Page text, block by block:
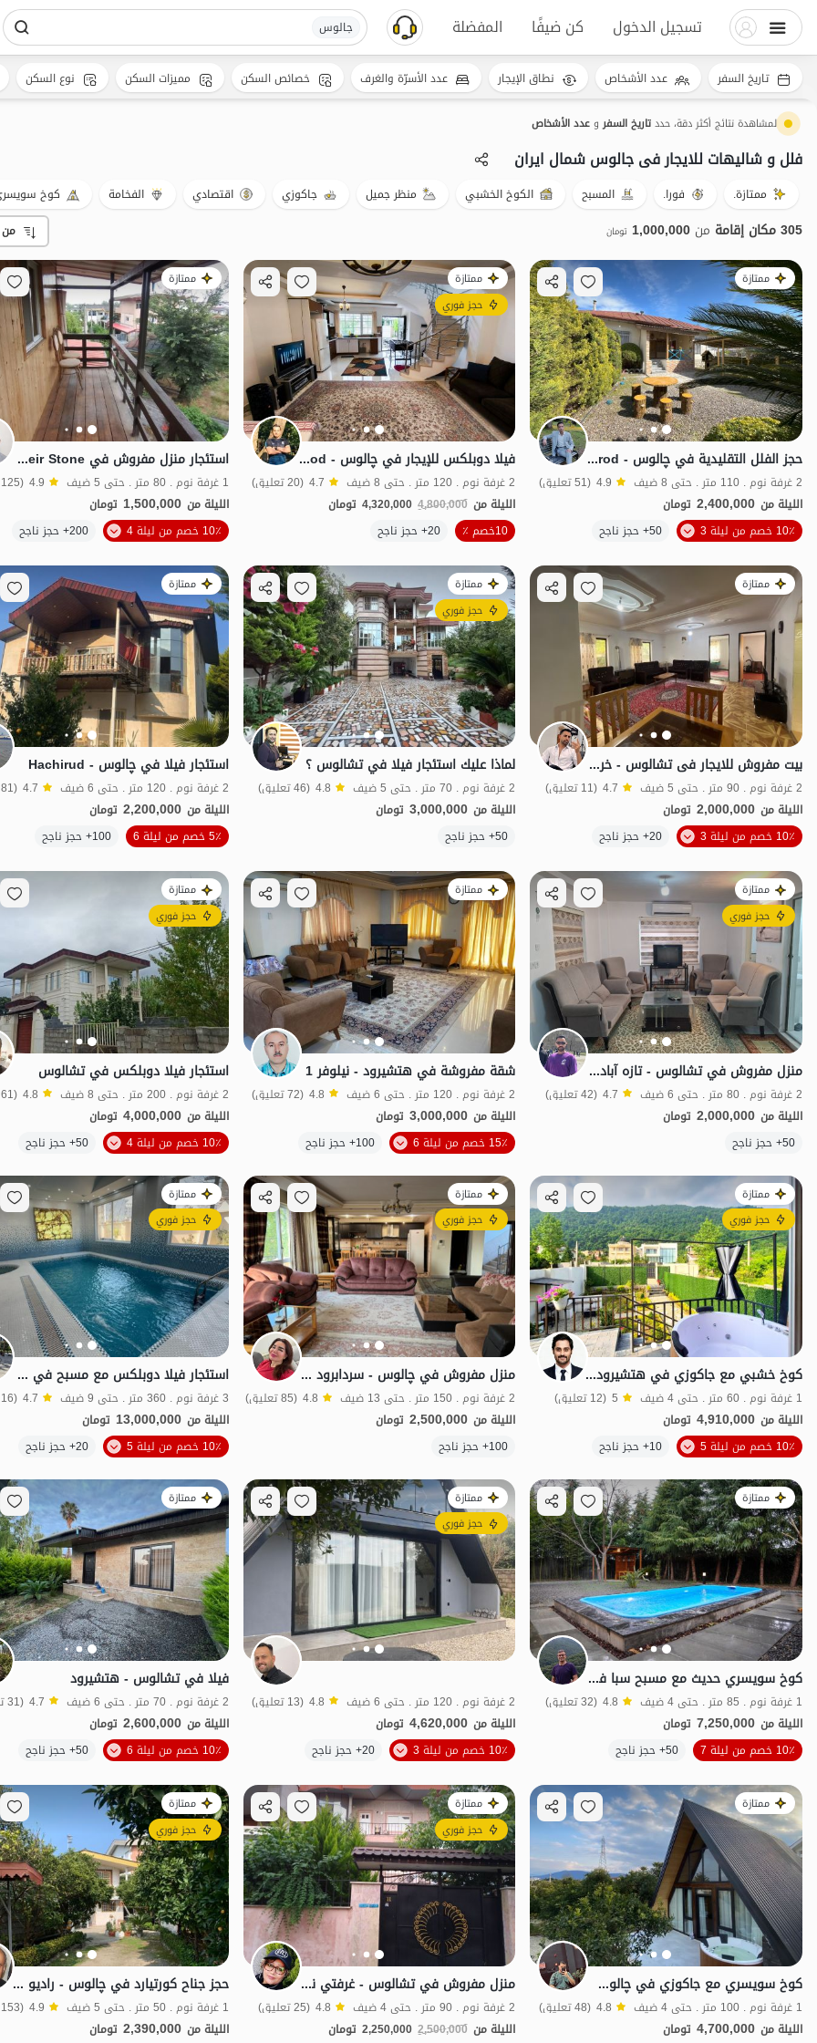
تسجيل الدخول كن ضيفًا المفضلة جالوس
لمشاهدة نتائج أكثر دقة، حددتاريخ السفروعدد الأشخاص
فلل و شالیهات للایجار فی جالوس شمال ایران
ممتازة. فورا. المسبح الكوخ الخشبي منظر جميل جاكوزي اقتصادي الفخامة كوخ
305 مكان إقامة من 1,000,000 تومان
ممتازة
حجز الفلل التقليدية في چالوس - Hachirod
2 غرفة نوم . 110 متر . حتى 8 ضيف 4.9 (51 تعليق)
الليلة من 2,400,000 تومان
10٪ خصم من ليلة 3
50+ حجز ناجح الموقع على الخريطة
ممتازة
حجز فوري
فيلا دوبلكس للإيجار في چالوس - Hachirod
2 غرفة نوم . 120 متر . حتى 8 ضيف 4.7 (20 تعليق)
الليلة من 4,800,000
4,320,000 تومان
10خصم ٪
20+ حجز ناجح الموقع على الخريطة
ممتازة
استئجار منزل مفروش في Hachirod - Heir Stone
1 غرفة نوم . 80 متر . حتى 5 ضيف 4.9 (125 تعليق)
الليلة من 1,500,000 تومان
10٪ خصم من ليلة 4
200+ حجز ناجح
ممتازة
بیت مفروش للایجار فی تشالوس - خرمنه علیا
2 غرفة نوم . 90 متر . حتى 5 ضيف 4.7 (11 تعليق)
الليلة من 2,000,000 تومان
10٪ خصم من ليلة 3
20+ حجز ناجح الموقع على الخريطة
ممتازة
حجز فوري
لماذا عليك استئجار فيلا في تشالوس ؟
2 غرفة نوم . 70 متر . حتى 5 ضيف 4.8 (46 تعليق)
الليلة من 3,000,000 تومان
50+ حجز ناجح
مطهر مناسبة لإعادة التأهيل
ممتازة
استئجار فيلا في چالوس - Hachirud
2 غرفة نوم . 120 متر . حتى 6 ضيف 4.7 (81 تعليق)
الليلة من 2,200,000 تومان
5٪ خصم من ليلة 6
100+ حجز ناجح
ممتازة
حجز فوري
منزل مفروش في تشالوس - تازه آباد - طابق أرضي
2 غرفة نوم . 80 متر . حتى 6 ضيف 4.7 (42 تعليق)
الليلة من 2,000,000 تومان
50+ حجز ناجح
الموقع على الخريطة
ممتازة
شقة مفروشة في هتشيرود - نيلوفر 1
2 غرفة نوم . 120 متر . حتى 6 ضيف 4.8 (72 تعليق)
الليلة من 3,000,000 تومان
15٪ خصم من ليلة 6
100+ حجز ناجح الموقع على الخريطة
ممتازة
حجز فوري
استئجار فيلا دوبلكس في تشالوس
2 غرفة نوم . 200 متر . حتى 8 ضيف 4.8 (61 تعليق)
الليلة من 4,000,000 تومان
10٪ خصم من ليلة 4
50+ حجز ناجح
ممتازة
حجز فوري
كوخ خشبي مع جاكوزي في هتشيرود - سرتششمه
1 غرفة نوم . 60 متر . حتى 4 ضيف 5 (12 تعليق)
الليلة من 4,910,000 تومان
10٪ خصم من ليلة 5
10+ حجز ناجح الموقع على الخريطة
ممتازة
حجز فوري
منزل مفروش في چالوس - سردابرود - الطابق الثاني
2 غرفة نوم . 150 متر . حتى 13 ضيف 4.8 (85 تعليق)
الليلة من 2,500,000 تومان
100+ حجز ناجح
الموقع على الخريطة
ممتازة
حجز فوري
استئجار فيلا دوبلكس مع مسبح في چالوس - الخط 8
3 غرفة نوم . 360 متر . حتى 9 ضيف 4.7 (16 تعليق)
الليلة من 13,000,000 تومان
10٪ خصم من ليلة 5
20+ حجز ناجح
ممتازة
كوخ سويسري حديث مع مسبح سبا في چالوس - الخيزران
1 غرفة نوم . 85 متر . حتى 4 ضيف 4.8 (32 تعليق)
الليلة من 7,250,000 تومان
10٪ خصم من ليلة 7
50+ حجز ناجح الموقع على الخريطة
ممتازة
حجز فوري
2 غرفة نوم . 120 متر . حتى 6 ضيف 4.8 (13 تعليق)
الليلة من 4,620,000 تومان
10٪ خصم من ليلة 3
20+ حجز ناجح الموقع على الخريطة
ممتازة
فيلا في تشالوس - هتشيرود
2 غرفة نوم . 70 متر . حتى 6 ضيف 4.7 (31 تعليق)
الليلة من 2,600,000 تومان
10٪ خصم من ليلة 6
50+ حجز ناجح
ممتازة
كوخ سويسري مع جاكوزي في چالوس - Imamrud
1 غرفة نوم . 100 متر . حتى 4 ضيف 4.8 (48 تعليق)
الليلة من 4,700,000 تومان
ممتازة
حجز فوري
منزل مفروش في تشالوس - غرفتي نوم
2 غرفة نوم . 90 متر . حتى 4 ضيف 4.8 (25 تعليق)
الليلة من 2,500,000
2,250,000 تومان
ممتازة
حجز فوري
حجز جناح كورتيارد في چالوس - راديو داريا
1 غرفة نوم . 50 متر . حتى 5 ضيف 4.9 (153 تعليق)
الليلة من 2,390,000 تومان
تاريخ السفر عدد الأشخاص نطاق الإيجار عدد الأسرّة والغرف خصائص السكن مميزات السكن نوع السكن